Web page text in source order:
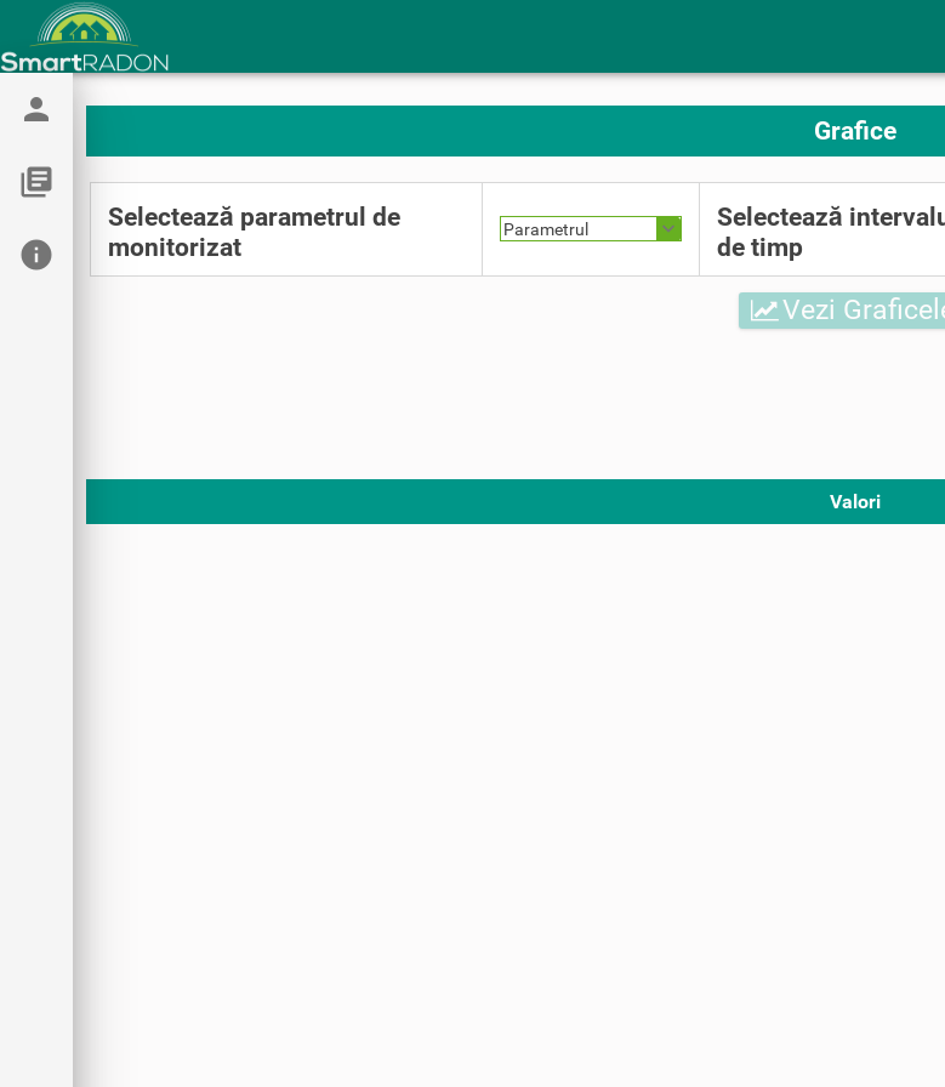
person
library_books
info
Grafice
Selectează parametrul de
monitorizat
Parametrul
Selectează
de timp
Vezi
Valori